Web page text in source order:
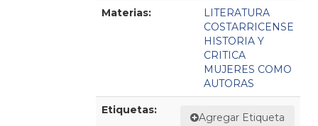
Materias:
LITERATURA
COSTARRICENSE
HISTORIA Y
CRITICA
MUJERES COMO
AUTORAS
Etiquetas:
Agregar Etiqueta